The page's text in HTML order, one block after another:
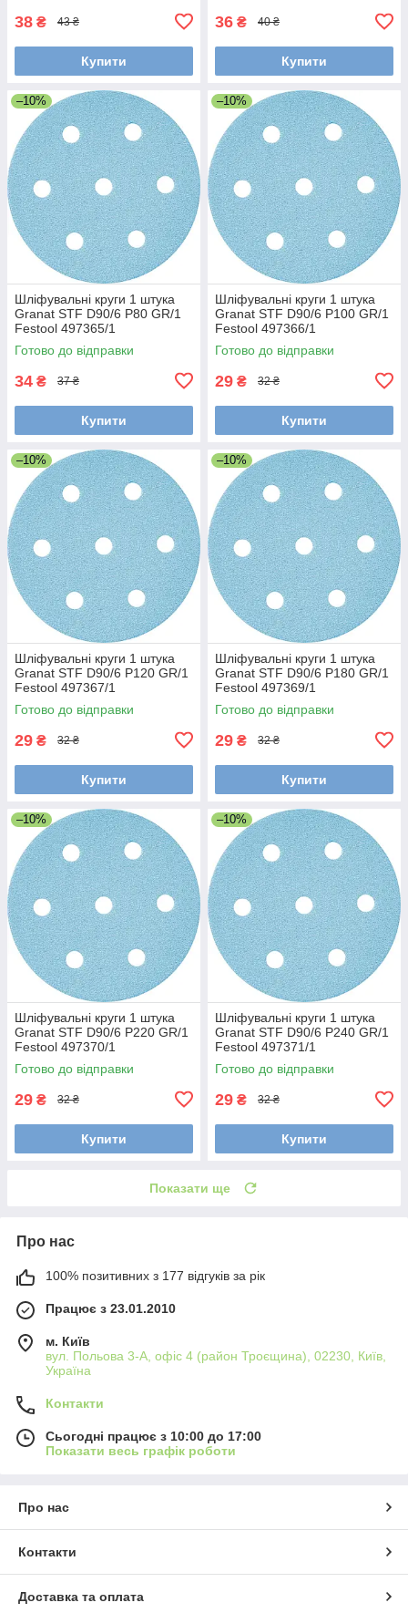
38 ₴ 43 ₴
Купити
36 ₴ 40 ₴
Купити
–10%
Шліфувальні круги 1 штука
Granat STF D90/6 P80 GR/1
Festool 497365/1
Готово до відправки
34 ₴ 37 ₴
Купити
–10%
Шліфувальні круги 1 штука
Granat STF D90/6 P100 GR/1
Festool 497366/1
Готово до відправки
29 ₴ 32 ₴
Купити
–10%
Шліфувальні круги 1 штука
Granat STF D90/6 P120 GR/1
Festool 497367/1
Готово до відправки
29 ₴ 32 ₴
Купити
–10%
Шліфувальні круги 1 штука
Granat STF D90/6 P180 GR/1
Festool 497369/1
Готово до відправки
29 ₴ 32 ₴
Купити
–10%
Шліфувальні круги 1 штука
Granat STF D90/6 P220 GR/1
Festool 497370/1
Готово до відправки
29 ₴ 32 ₴
Купити
–10%
Шліфувальні круги 1 штука
Granat STF D90/6 P240 GR/1
Festool 497371/1
Готово до відправки
29 ₴ 32 ₴
Купити
Показати ще
Про нас
100% позитивних з 177 відгуків за рік
Працює з 23.01.2010
м. Київ
вул. Польова 3-А, офіс 4 (район Троєщина), 02230, Київ,
Україна
Контакти
Сьогодні працює з 10:00 до 17:00
Показати весь графік роботи
Про нас
Контакти
Доставка та оплата